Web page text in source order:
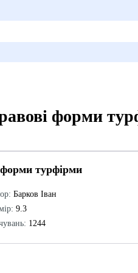
форми
турфірми
Барков Іван
9.3
1244